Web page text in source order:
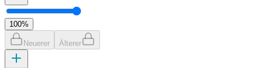
100%
Neuerer Älterer